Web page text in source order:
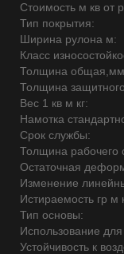
Стоимость м кв от
Тип покрытия:
Ширина рулона м:
Класс
Толщина
Толщина
Вес 1 кв м кг:
Намотка
Срок службы:
Толщина рабочего
Остаточная
Изменение
Истираемость гр м
Тип основы:
Использование
Устойчивость к